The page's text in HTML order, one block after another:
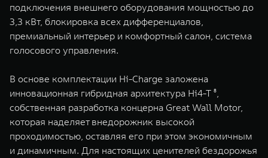
WEY 80
Масштаб возможностей
от 6 449 000 ₽
Масштаб
подключения внешнего оборудования мощностью до
3,3 кВт, блокировка всех дифференциалов,
премиальный интерьер и комфортный салон, система
голосового управления.
В основе комплектации Hi-Charge заложена
инновационная гибридная архитектура Hi4-T ⁸,
собственная разработка концерна Great Wall Motor,
которая наделяет внедорожник высокой
проходимостью, оставляя его при этом экономичным
и динамичным. Для настоящих ценителей бездорожья